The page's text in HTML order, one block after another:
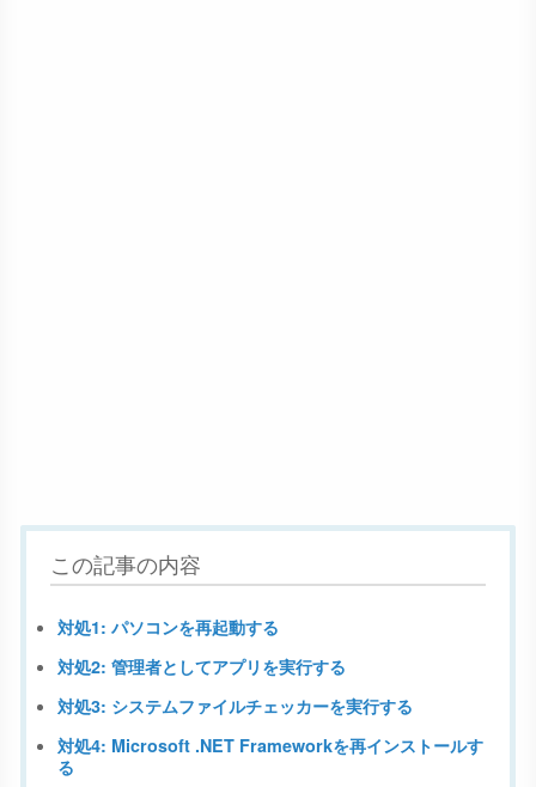
この記事の内容
対処1: パソコンを再起動する
対処2: 管理者としてアプリを実行する
対処3: システムファイルチェッカーを実行する
対処4: Microsoft .NET Frameworkを再インストールす
る